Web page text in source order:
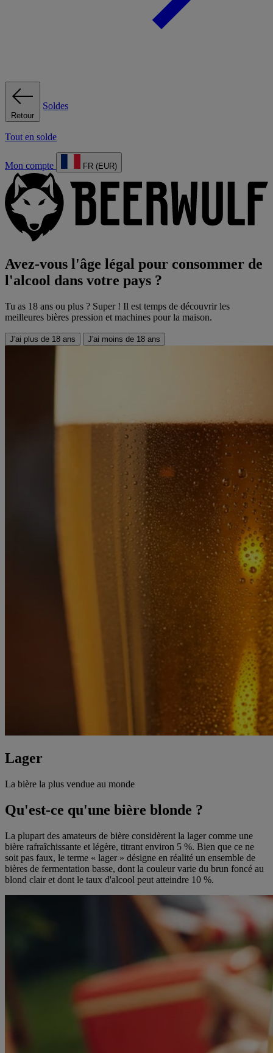
Retour
Soldes
Tout en solde
Mon compte FR (EUR)
Avez-vous l'âge légal pour consommer de
l'alcool dans votre pays ?
Tu as 18 ans ou plus ? Super ! Il est temps de découvrir les
meilleures bières pression et machines pour la maison.
J'ai plus de 18 ans J'ai moins de 18 ans
Lager
La bière la plus vendue au monde
Qu'est-ce qu'une bière blonde ?
La plupart des amateurs de bière considèrent la lager comme une
bière rafraîchissante et légère, titrant environ 5 %. Bien que ce ne
soit pas faux, le terme « lager » désigne en réalité un ensemble de
bières de fermentation basse, dont la couleur varie du brun foncé au
blond clair et dont le taux d'alcool peut atteindre 10 %.